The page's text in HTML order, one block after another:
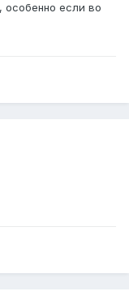
особенно если во